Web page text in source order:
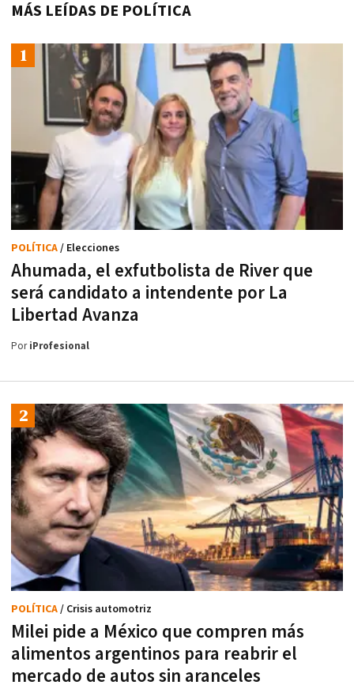
MÁS LEÍDAS DE POLÍTICA
Ahumada, el exfutbolista de River que
será candidato a intendente por La
Libertad Avanza
POLÍTICA/ Elecciones
PoriProfesional
Milei pide a México que compren más
alimentos argentinos para reabrir el
mercado de autos sin aranceles
POLÍTICA/ Crisis automotriz